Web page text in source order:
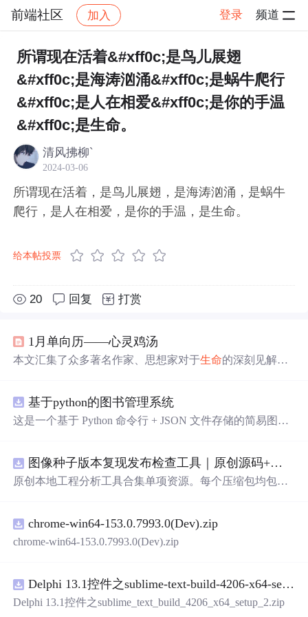
前端社区 加入 登录 频道
社区 前端社区 感慨 帖子详情
所谓现在活着&#xff0c;是鸟儿展翅
&#xff0c;是海涛汹涌&#xff0c;是蜗牛爬行
&#xff0c;是人在相爱&#xff0c;是你的手温
&#xff0c;是生命。
清风拂柳`
2024-03-06
所谓现在活着，是鸟儿展翅，是海涛汹涌，是蜗牛
爬行，是人在相爱，是你的手温，是生命。
给本帖投票
20 回复 打赏
1月单向历——心灵鸡汤
本文汇集了众多著名作家、思想家对于生命的深刻见解和
基于python的图书管理系统
这是一个基于 Python 命令行 + JSON 文件存储的简易图书
添加、删除、修改、搜索（按书名/作者/ISBN），每本书
记录馆藏总数和当前可借数量。 学生管理：支持学生信息
过借阅上限、是否重复借阅；还书时自动判断是否逾期
（期限 30 天）；支持查看全部借阅记录、逾期记录和某人
→ 业务层 → 界面层），职责清晰，易于扩展或替换（比
如把 JSON 换成数据库只需改 storage.py）；数据保存在本
地 data/ 目录的 JSON 文件中，关闭程序数据不丢失
图像种子版本复现发布检查工具｜原创源码+测试+离线报告
原创本地工程分析工具合集单项资源。每个压缩包均包含
行效果图、README、运行说明、功能清单、MIT License
及原创授权声明。Node.js 18+ 可直接运行，零第三方运行
chrome-win64-153.0.7993.0(Dev).zip
chrome-win64-153.0.7993.0(Dev).zip
Delphi 13.1控件之sublime-text-build-4206-x64-setup-2.zip
Delphi 13.1控件之sublime_text_build_4206_x64_setup_2.zip